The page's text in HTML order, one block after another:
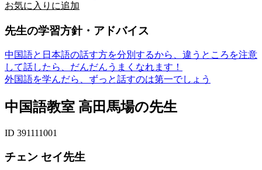
お気に入りに追加
先生の学習方針・アドバイス
中国語と日本語の話す方を分別するから、違うところを注意
して話したら、だんだんうまくなれます！
外国語を学んだら、ずっと話すのは第一でしょう
中国語教室 高田馬場の先生
ID 391111001
チェン セイ先生